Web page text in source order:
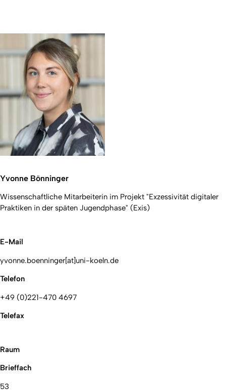
Yvonne Bönninger
Wissenschaftliche Mitarbeiterin im Projekt "Exzessivität digitaler
Praktiken in der späten Jugendphase" (Exis)
E-Mail
yvonne.boenninger[at]uni-koeln.de
Telefon
+49 (0)221-470 4697
Telefax
Raum
Brieffach
53